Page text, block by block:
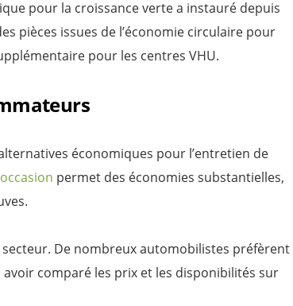
pour la croissance verte a instauré depuis
pièces issues de l’économie circulaire pour
pour les centres VHU.
économiques pour l’entretien de
permet des économies substantielles,
secteur. De nombreux automobilistes préfèrent
comparé les prix et les disponibilités sur